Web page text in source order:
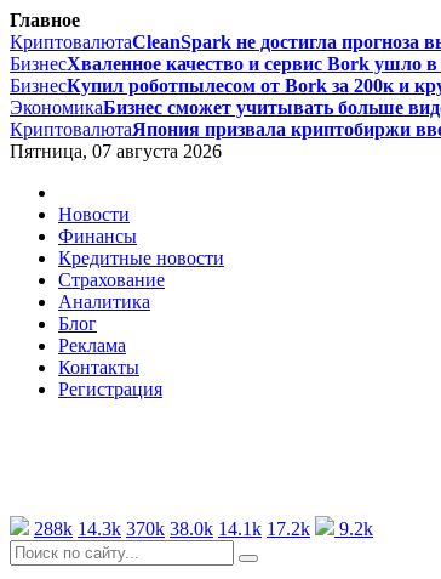
Главное
КриптовалютаCleanSpark не достигла прогноза
БизнесХваленное качество и сервис Bork ушло в
БизнесКупил роботпылесом от Bork за 200к и
ЭкономикаБизнес сможет учитывать больше
КриптовалютаЯпония призвала криптобиржи
Пятница, 07 августа 2026
Новости
Финансы
Кредитные новости
Страхование
Аналитика
Блог
Реклама
Контакты
Регистрация
288k 14.3k 370k 38.0k 14.1k 17.2k 9.2k